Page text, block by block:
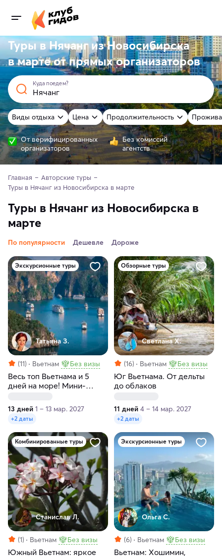
Туры в Нячанг из Новосибирска
в марте отпрямыхорганизаторов
Куда поедем?
Виды отдыха Цена Продолжительность
От верифицированных
организаторов
Без комиссий
агентств
Главная
Авторские туры
Туры в Нячанг из Новосибирска в марте
Туры в Нячанг из Новосибирска в
марте
По популярности Дешевле Дороже
Экскурсионные туры
Татьяна З.
(11) Вьетнам Без визы
Весь топ Вьетнама и 5
дней на море! Мини-
13 дней 1 – 13 мар. 2027
+2 даты
Обзорные туры
Светлана Х.
(16) Вьетнам Без визы
Юг Вьетнама. От дельты
до облаков
11 дней 4 – 14 мар. 2027
+2 даты
Комбинированные туры
Станислав Л.
(1) Вьетнам Без визы
Южный Вьетнам: яркое
Экскурсионные туры
Ольга С.
(6) Вьетнам Без визы
Вьетнам: Хошимин,